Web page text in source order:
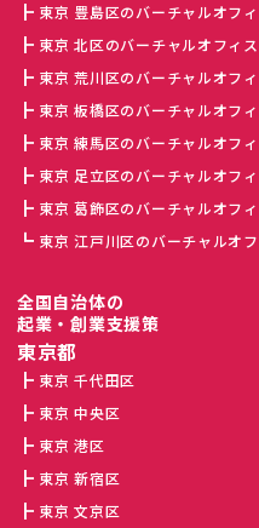
東京 豊島区のバーチャルオフ
東京 北区のバーチャルオフィ
東京 荒川区のバーチャルオフ
東京 板橋区のバーチャルオフ
東京 練馬区のバーチャルオフ
東京 足立区のバーチャルオフ
東京 葛飾区のバーチャルオフ
東京 江戸川区のバーチャルオ
全国自治体の
起業・創業支援策
東京都
東京 千代田区
東京 中央区
東京 港区
東京 新宿区
東京 文京区